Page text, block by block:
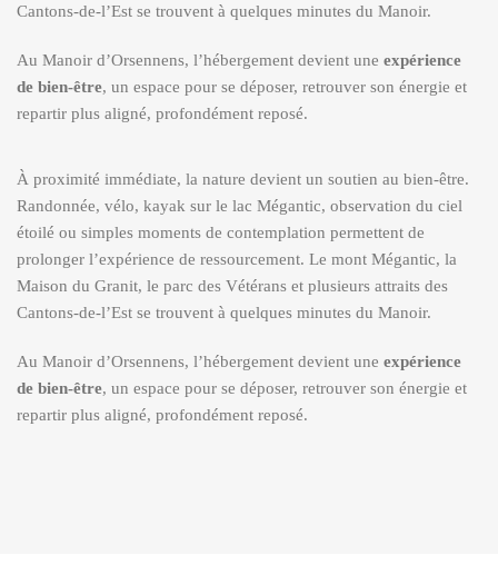
Cantons-de-l’Est se trouvent à quelques minutes du Manoir.
Au Manoir d’Orsennens, l’hébergement devient une expérience
de bien-être, un espace pour se déposer, retrouver son énergie et
repartir plus aligné, profondément reposé.
À proximité immédiate, la nature devient un soutien au bien-être.
Randonnée, vélo, kayak sur le lac Mégantic, observation du ciel
étoilé ou simples moments de contemplation permettent de
prolonger l’expérience de ressourcement. Le mont Mégantic, la
Maison du Granit, le parc des Vétérans et plusieurs attraits des
Cantons-de-l’Est se trouvent à quelques minutes du Manoir.
Au Manoir d’Orsennens, l’hébergement devient une expérience
de bien-être, un espace pour se déposer, retrouver son énergie et
repartir plus aligné, profondément reposé.